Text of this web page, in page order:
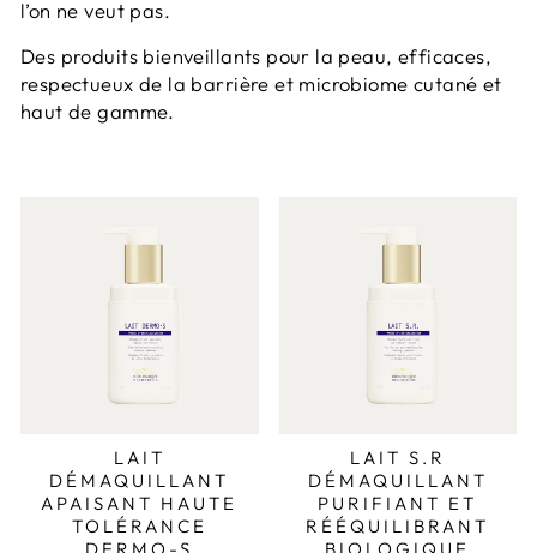
l’on ne veut pas.
Des produits bienveillants pour la peau, efficaces,
respectueux de la barrière et microbiome cutané et
haut de gamme.
LAIT
DÉMAQUILLANT
APAISANT HAUTE
TOLÉRANCE
LAIT S.R
DÉMAQUILLANT
PURIFIANT ET
RÉÉQUILIBRANT